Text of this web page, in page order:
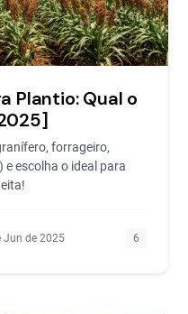
Plantio: Qual o
forrageiro,
escolha o ideal para
Jun de 2025 6